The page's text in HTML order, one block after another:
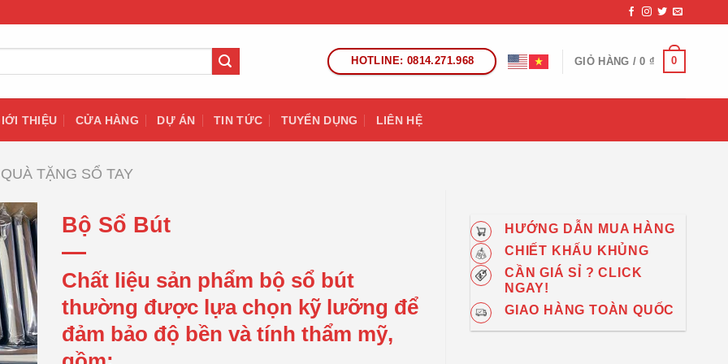
HOTLINE: 0814.271.968 GIỎ HÀNG /0 ₫ 0
THIỆU CỬA HÀNG DỰ ÁN TIN TỨC TUYỂN DỤNG LIÊN HỆ
QUÀ TẶNG SỔ TAY
HƯỚNG DẪN MUA HÀNG
CHIẾT KHẤU KHỦNG
CẦN GIÁ SỈ ? CLICK
NGAY!
GIAO HÀNG TOÀN QUỐC
Bộ Sổ Bút
Chất liệu sản phẩm bộ sổ bút
thường được lựa chọn kỹ lưỡng để
đảm bảo độ bền và tính thẩm mỹ,